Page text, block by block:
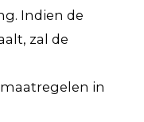
Indien de
zal de
in